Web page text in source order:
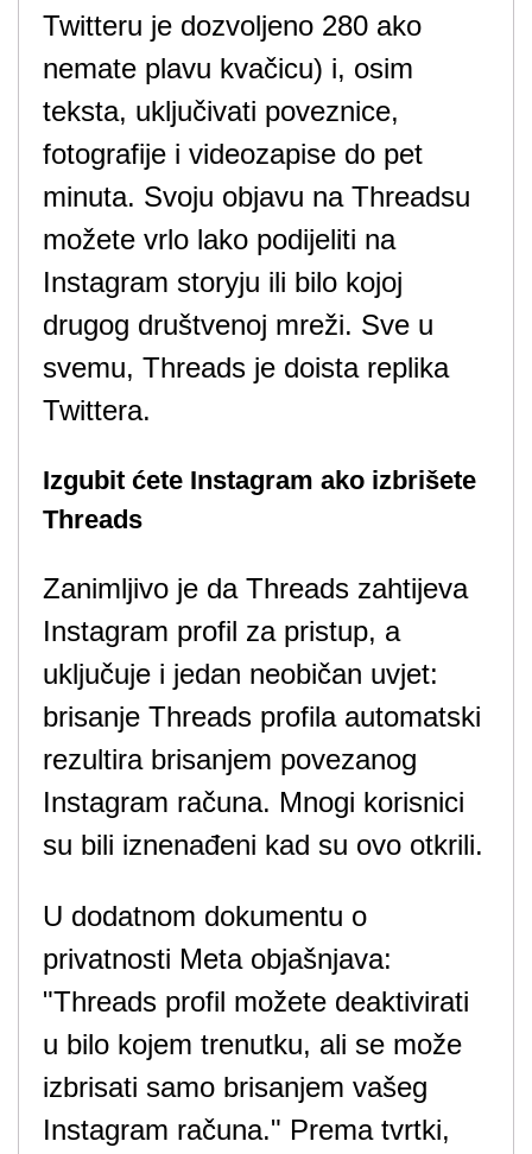
Twitteru je dozvoljeno 280 ako
nemate plavu kvačicu) i, osim
teksta, uključivati poveznice,
fotografije i videozapise do pet
minuta. Svoju objavu na Threadsu
možete vrlo lako podijeliti na
Instagram storyju ili bilo kojoj
drugog društvenoj mreži. Sve u
svemu, Threads je doista replika
Twittera.
Izgubit ćete Instagram ako izbrišete
Threads
Zanimljivo je da Threads zahtijeva
Instagram profil za pristup, a
uključuje i jedan neobičan uvjet:
brisanje Threads profila automatski
rezultira brisanjem povezanog
Instagram računa. Mnogi korisnici
su bili iznenađeni kad su ovo otkrili.
U dodatnom dokumentu o
privatnosti Meta objašnjava:
"Threads profil možete deaktivirati
u bilo kojem trenutku, ali se može
izbrisati samo brisanjem vašeg
Instagram računa." Prema tvrtki,